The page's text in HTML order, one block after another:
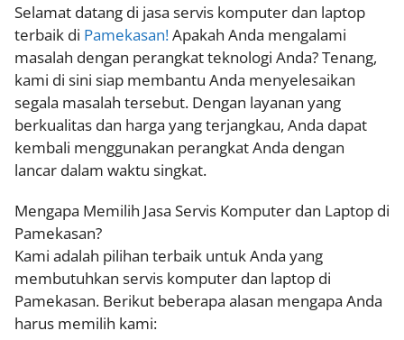
Selamat datang di jasa servis komputer dan laptop
terbaik di Pamekasan!Apakah Anda mengalami
masalah dengan perangkat teknologi Anda? Tenang,
kami di sini siap membantu Anda menyelesaikan
segala masalah tersebut. Dengan layanan yang
berkualitas dan harga yang terjangkau, Anda dapat
kembali menggunakan perangkat Anda dengan
lancar dalam waktu singkat.
Mengapa Memilih Jasa Servis Komputer dan Laptop di
Pamekasan?
Kami adalah pilihan terbaik untuk Anda yang
membutuhkan servis komputer dan laptop di
Pamekasan. Berikut beberapa alasan mengapa Anda
harus memilih kami: